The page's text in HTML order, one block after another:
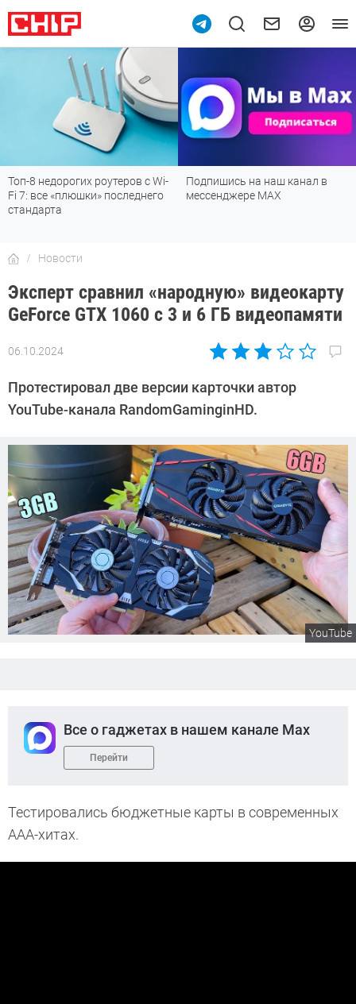
Топ-8 недорогих роутеров с Wi-
Fi 7: все «плюшки» последнего
стандарта
Подпишись на наш канал в
мессенджере МАХ
Новости
Эксперт сравнил «народную» видеокарту
GeForce GTX 1060 с 3 и 6 ГБ видеопамяти
06.10.2024
Автор:
Калашников
Протестировал две версии карточки автор
YouTube-канала RandomGaminginHD.
YouTube
Все о гаджетах в нашем канале Max
Перейти
Тестировались бюджетные карты в современных
ААА-хитах.